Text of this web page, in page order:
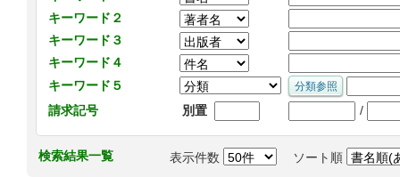
キーワード２
キーワード３
キーワード４
キーワード５
請求記号
別置 /
検索結果一覧 表示件数 ソート順